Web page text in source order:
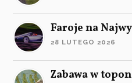
Faroje na
28 LUTEGO 2026
Zabawa w